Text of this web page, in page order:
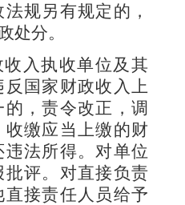
规另有规定的，
处分。
收入执收单位及其
国家财政收入上
，责令改正，调
缴应当上缴的财
法所得。对单位
评。对直接负责
接责任人员给予